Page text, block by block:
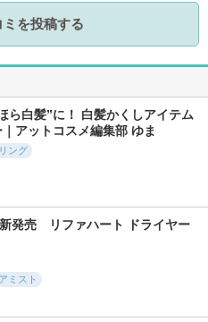
ミを投稿する
ら白髪”に！ 白髪かくしアイテム
アットコスメ編集部 ゆま
ング
発売　リファハート ドライヤー
ミスト